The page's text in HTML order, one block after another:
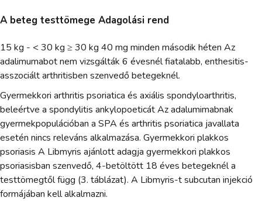
A beteg testtömege Adagolási rend
15 kg - < 30 kg ≥ 30 kg 40 mg minden második héten Az
adalimumabot nem vizsgálták 6 évesnél fiatalabb, enthesitis-
asszociált arthritisben szenvedő betegeknél.
Gyermekkori arthritis psoriatica és axiális spondyloarthritis,
beleértve a spondylitis ankylopoeticát Az adalumimabnak
gyermekpopulációban a SPA és arthritis psoriatica javallata
esetén nincs releváns alkalmazása. Gyermekkori plakkos
psoriasis A Libmyris ajánlott adagja gyermekkori plakkos
psoriasisban szenvedő, 4-betöltött 18 éves betegeknél a
testtömegtől függ (3. táblázat). A Libmyris-t subcutan injekció
formájában kell alkalmazni.